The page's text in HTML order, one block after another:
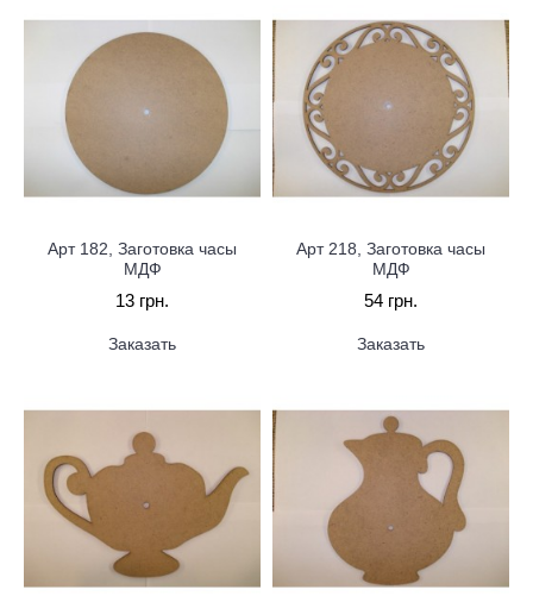
Арт 182, Заготовка часы
МДФ
13 грн.
Заказать
Арт 218, Заготовка часы
МДФ
54 грн.
Заказать